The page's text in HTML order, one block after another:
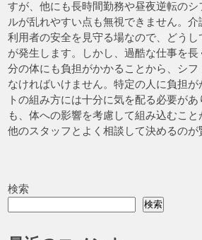
すが、他にも長時間勤務や昼夜逆転の
ルが乱れやすい点も無視できません。
利用者の安全を見守る場なので、どう
が発生します。しかし、過酷な仕事を
分の体にも負担がかかることから、シ
なければいけません。特定の人に負担
トの組み方には十分に気を配る必要が
も、体への影響を考慮して組み込むこ
他のスタッフとよく相談して決めるのが
検索
検索